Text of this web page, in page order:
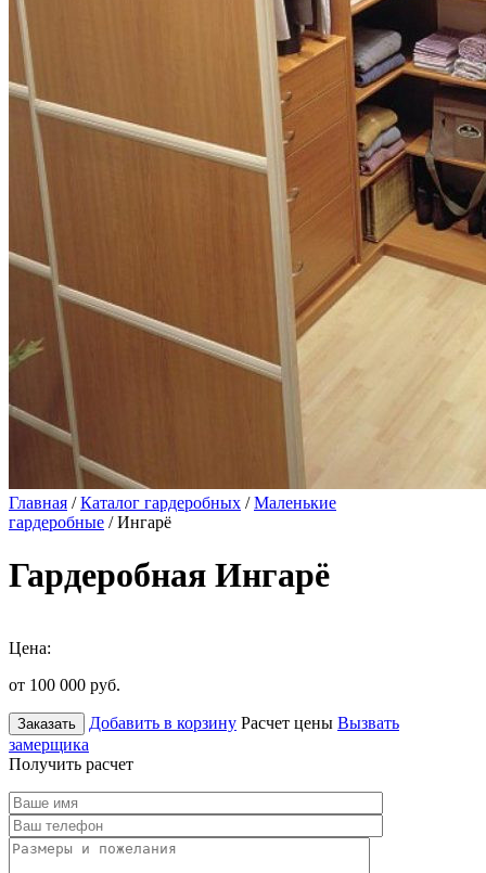
Главная /Каталог гардеробных /Маленькие
гардеробные / Ингарё
Гардеробная Ингарё
Цена:
от 100 000 руб.
Заказать Добавить в корзину Расчет цены Вызвать
замерщика
Получить расчет